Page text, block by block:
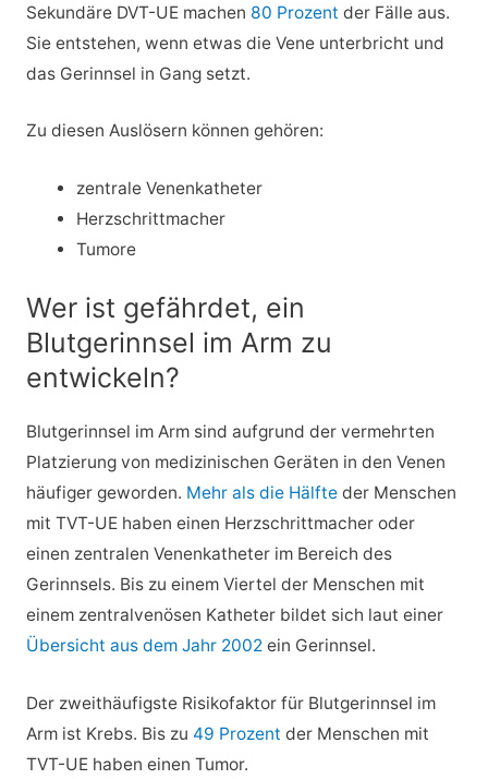
Sekundäre DVT-UE machen 80 Prozent der Fälle aus.
Sie entstehen, wenn etwas die Vene unterbricht und
das Gerinnsel in Gang setzt.
Zu diesen Auslösern können gehören:
zentrale Venenkatheter
Herzschrittmacher
Tumore
Wer ist gefährdet, ein
Blutgerinnsel im Arm zu
entwickeln?
Blutgerinnsel im Arm sind aufgrund der vermehrten
Platzierung von medizinischen Geräten in den Venen
häufiger geworden. Mehr als die Hälfteder Menschen
mit TVT-UE haben einen Herzschrittmacher oder
einen zentralen Venenkatheter im Bereich des
Gerinnsels. Bis zu einem Viertel der Menschen mit
einem zentralvenösen Katheter bildet sich laut einer
Übersicht aus dem Jahr 2002ein Gerinnsel.
Der zweithäufigste Risikofaktor für Blutgerinnsel im
Arm ist Krebs. Bis zu 49 Prozent der Menschen mit
TVT-UE haben einen Tumor.